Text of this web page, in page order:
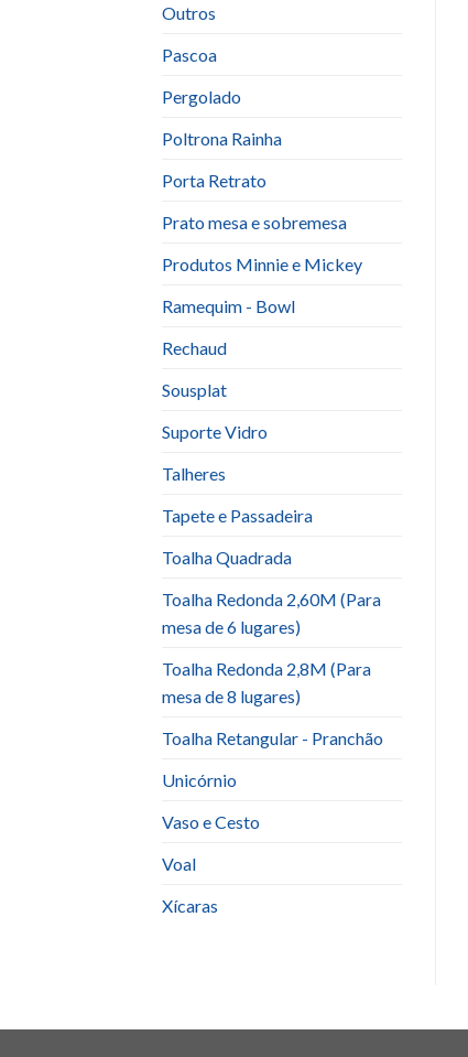
Outros
Pascoa
Pergolado
Poltrona Rainha
Porta Retrato
Prato mesa e sobremesa
Produtos Minnie e Mickey
Ramequim - Bowl
Rechaud
Sousplat
Suporte Vidro
Talheres
Tapete e Passadeira
Toalha Quadrada
Toalha Redonda 2,60M (Para
mesa de 6 lugares)
Toalha Redonda 2,8M (Para
mesa de 8 lugares)
Toalha Retangular - Pranchão
Unicórnio
Vaso e Cesto
Voal
Xícaras